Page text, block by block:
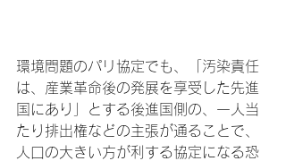
環境問題のパリ協定でも、「汚染責任
は、産業革命後の発展を享受した先進
国にあり」とする後進国側の、一人当
たり排出権などの主張が通ることで、
人口の大きい方が利する協定になる恐